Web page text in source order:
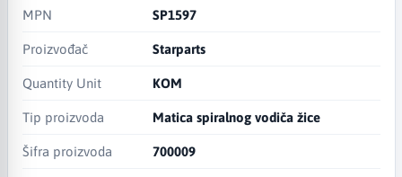
MPN SP1597
Proizvođač Starparts
Quantity Unit KOM
Tip proizvoda Matica spiralnog vodiča žice
Šifra proizvoda 700009